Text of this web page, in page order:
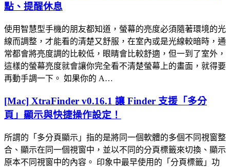
點、提醒休息
使用智慧型手機的朋友都知道，螢幕的亮度必須隨著環境的光
線而調整，才能看的清楚又舒服，在室內或是光線較暗時，通
常都會將亮度調的比較低，眼睛會比較舒適，但一到了室外，
這樣的螢幕亮度就會讓你完全看不清楚螢幕上的畫面，就得要
再動手調一下。 如果你的 A…
[Mac] XtraFinder v0.16.1 讓 Finder 支援「多分
頁」顯示與快捷操作設定！
所謂的「多分頁顯示」指的是將同一個軟體的多個不同視窗整
合、顯示在同一個視窗中，並以不同的分頁標籤來切換、顯示
原本不同視窗中的內容。 印象中最早使用的「分頁標籤」功